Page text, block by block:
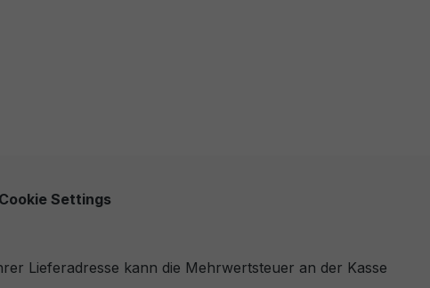
Cookie Settings
Lieferadresse kann die Mehrwertsteuer an der Kasse